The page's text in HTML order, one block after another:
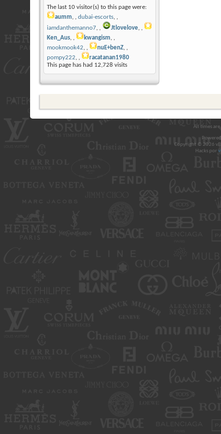
The last 10 visitor(s) to this page were:
aumm, dubai-escorts,
iamdanthemanno7, Jtlovelove,
Ken_Aus, kwangism,
mookmook42, nuE+benZ,
pompy222,
racatanan1980
This page has had 12,728 visits
All times
Copyright © 2026
Hacks por